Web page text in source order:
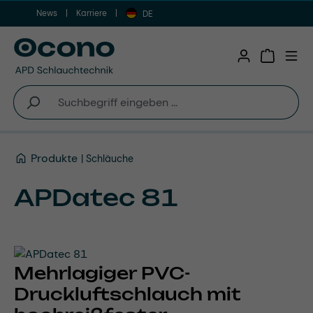
Zum Hauptinhalt springen
News Karriere DE
Produkte Schläuche
APDatec 81
Mehrlagiger PVC-
Druckluftschlauch mit